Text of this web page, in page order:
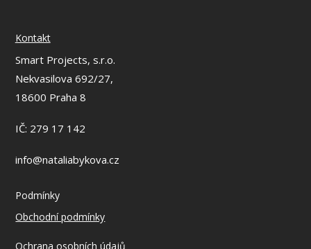
Kontakt
Smart Projects, s.r.o.
Nekvasilova 692/27,
18600 Praha 8
IČ: 279 17 142
info@nataliabykova.cz
Podmínky
Obchodní podmínky
Ochrana osobních údajů